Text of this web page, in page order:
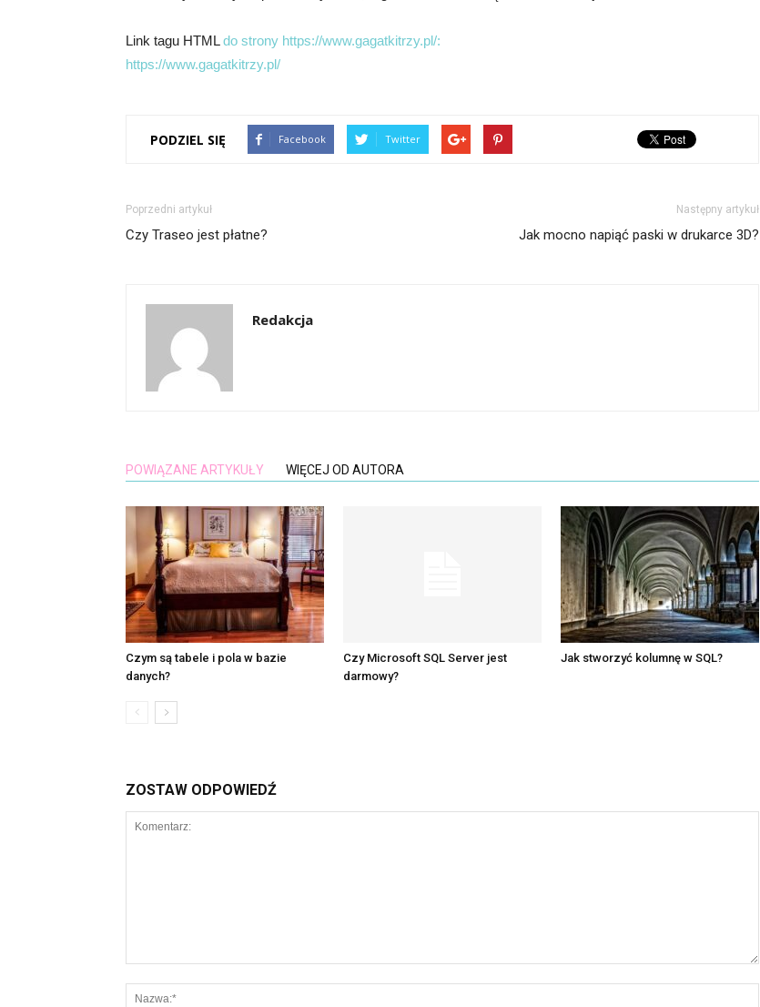
Link tagu HTMLdo strony https://www.gagatkitrzy.pl/:
https://www.gagatkitrzy.pl/
PODZIEL SIĘ Facebook Twitter
Poprzedni artykuł
Czy Traseo jest płatne?
Następny artykuł
Jak mocno napiąć paski w drukarce 3D?
Redakcja
POWIĄZANE ARTYKUŁY WIĘCEJ OD AUTORA
Czym są tabele i pola w bazie
danych?
Czy Microsoft SQL Server jest
darmowy?
Jak stworzyć kolumnę w SQL?
ZOSTAW ODPOWIEDŹ